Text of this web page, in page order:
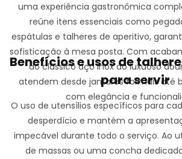
uma experiência gastronômica
reúne itens essenciais como
espátulas e talheres de aperitivo,
sofisticação à mesa posta. Com
do clássico aço inox ao luxuoso
atendem desde jantares formais até
com elegância e
Benefícios e usos de
para servir
O uso de utensílios específicos para
desperdício e mantém a
impecável durante todo o serviço. Ao
de massas ou uma concha